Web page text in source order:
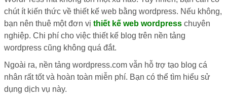
chút ít kiến thức về thiết kế web bằng wordpress. Nếu không,
bạn nên thuê một đơn vị thiết kế web wordpress chuyên
nghiệp. Chi phí cho việc thiết kế blog trên nền tảng
wordpress cũng không quá đắt.
Ngoài ra, nền tảng wordpress.com vẫn hỗ trợ tạo blog cá
nhân rất tốt và hoàn toàn miễn phí. Bạn có thể tìm hiểu sử
dụng dịch vụ này.